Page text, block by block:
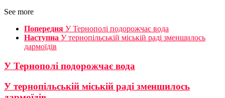
See more
Попередня У Тернополі подорожчає вода
Наступна У тернопільській міській раді зменшилось
дармоїдів
У Тернополі подорожчає вода
У тернопільській міській раді зменшилось